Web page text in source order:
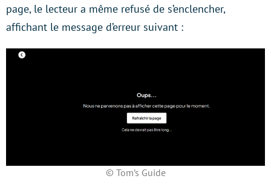
page, le lecteur a même refusé de s’enclencher,
affichant le message d’erreur suivant :
© Tom’s Guide